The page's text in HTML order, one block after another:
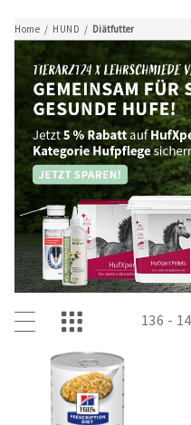
Home / HUND / Diätfutter
136 -